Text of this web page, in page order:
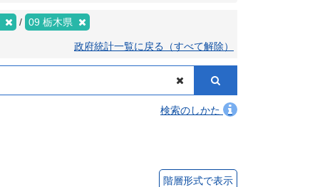
09 栃木県
政府統計一覧に戻る（すべて解除）
検索のしかた
階層形式で表示